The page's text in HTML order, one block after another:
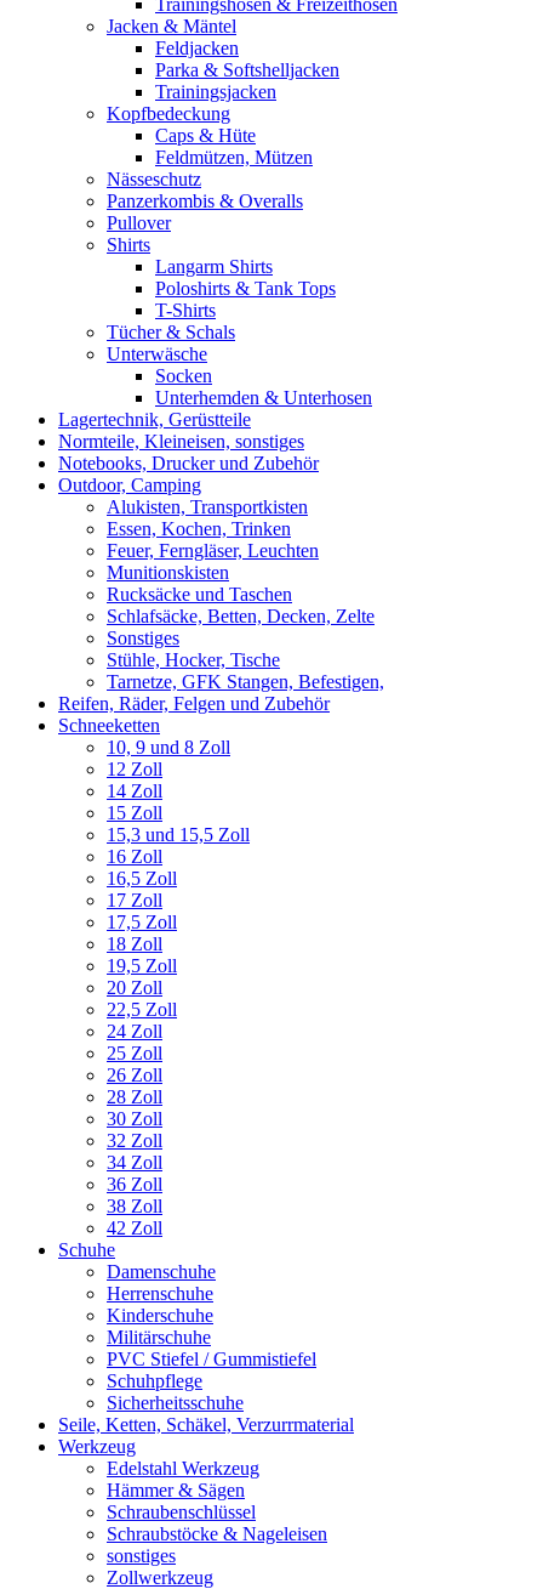
Trainingshosen & Freizeithosen
Jacken & Mäntel
Feldjacken
Parka & Softshelljacken
Trainingsjacken
Kopfbedeckung
Caps & Hüte
Feldmützen, Mützen
Nässeschutz
Panzerkombis & Overalls
Pullover
Shirts
Langarm Shirts
Poloshirts & Tank Tops
T-Shirts
Tücher & Schals
Unterwäsche
Socken
Unterhemden & Unterhosen
Lagertechnik, Gerüstteile
Normteile, Kleineisen, sonstiges
Notebooks, Drucker und Zubehör
Outdoor, Camping
Alukisten, Transportkisten
Essen, Kochen, Trinken
Feuer, Ferngläser, Leuchten
Munitionskisten
Rucksäcke und Taschen
Schlafsäcke, Betten, Decken, Zelte
Sonstiges
Stühle, Hocker, Tische
Tarnetze, GFK Stangen, Befestigen,
Reifen, Räder, Felgen und Zubehör
Schneeketten
10, 9 und 8 Zoll
12 Zoll
14 Zoll
15 Zoll
15,3 und 15,5 Zoll
16 Zoll
16,5 Zoll
17 Zoll
17,5 Zoll
18 Zoll
19,5 Zoll
20 Zoll
22,5 Zoll
24 Zoll
25 Zoll
26 Zoll
28 Zoll
30 Zoll
32 Zoll
34 Zoll
36 Zoll
38 Zoll
42 Zoll
Schuhe
Damenschuhe
Herrenschuhe
Kinderschuhe
Militärschuhe
PVC Stiefel / Gummistiefel
Schuhpflege
Sicherheitsschuhe
Seile, Ketten, Schäkel, Verzurrmaterial
Werkzeug
Edelstahl Werkzeug
Hämmer & Sägen
Schraubenschlüssel
Schraubstöcke & Nageleisen
sonstiges
Zollwerkzeug